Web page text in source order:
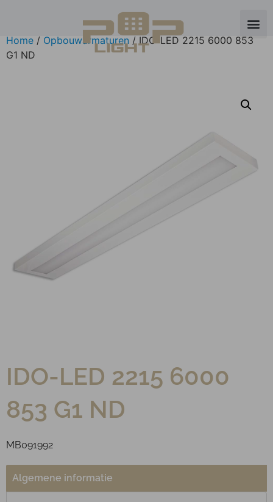
Home / Opbouwarmaturen / IDO-LED 2215 6000 853
G1 ND
IDO-LED 2215 6000
853 G1 ND
MB091992
Algemene informatie